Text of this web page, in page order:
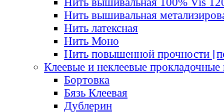
Нить вышивальная
Нить латексная
Нить Моно
Нить повышенной прочности
Клеевые и неклеевые прокладочные
Бортовка
Бязь Клеевая
Дублерин